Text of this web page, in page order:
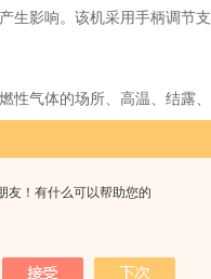
友！有什么可以帮助您的
生影响。该机采用手柄调节
性气体的场所、高温、结露
触不良是造成误操作的原因。
影响测试机的机械损坏。
破坏电器的绝缘性能，损坏电
子上,如果将之接到其他端子